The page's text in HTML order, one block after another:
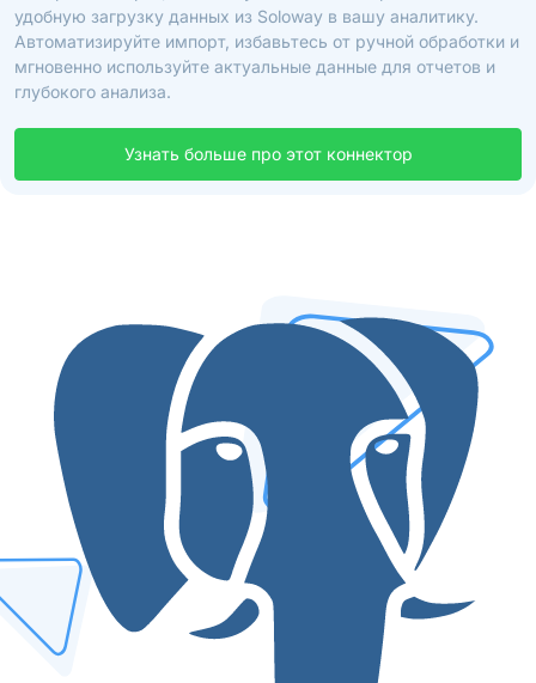
удобную загрузку данных из Soloway в вашу аналитику.
Автоматизируйте импорт, избавьтесь от ручной обработки и
мгновенно используйте актуальные данные для отчетов и
глубокого анализа.
Узнать больше про этот коннектор